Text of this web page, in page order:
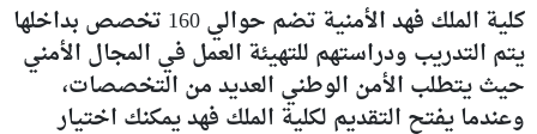
كلية الملك فهد الأمنية تضم حوالي 160 تخصص بداخلها
يتم التدريب ودراستهم للتهيئة العمل في المجال الأمني
حيث يتطلب الأمن الوطني العديد من التخصصات،
وعندما يفتح التقديم لكلية الملك فهد يمكنك اختيار